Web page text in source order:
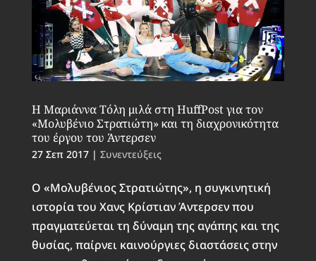
Η Μαριάννα Τόλη μιλά στη HuffPost για τον
«Μολυβένιο Στρατιώτη» και τη διαχρονικότητα
του έργου του Άντερσεν
27 Σεπ 2017| Συνεντεύξεις
Ο «Μολυβένιος Στρατιώτης», η συγκινητική
ιστορία του Χανς Κρίστιαν Άντερσεν που
πραγματεύεται τη δύναμη της αγάπης και της
θυσίας, παίρνει καινούργιες διαστάσεις στην